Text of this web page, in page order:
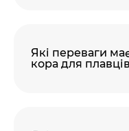
Які переваги
кора для